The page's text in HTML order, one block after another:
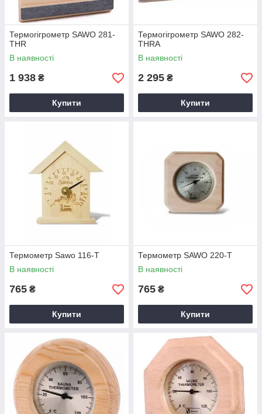
Термогігрометр SAWO 281-
THR
В наявності
1 938 ₴
Купити
Термогігрометр SAWO 282-
THRA
В наявності
2 295 ₴
Купити
Термометр Sawo 116-T
В наявності
765 ₴
Купити
Термометр SAWO 220-Т
В наявності
765 ₴
Купити